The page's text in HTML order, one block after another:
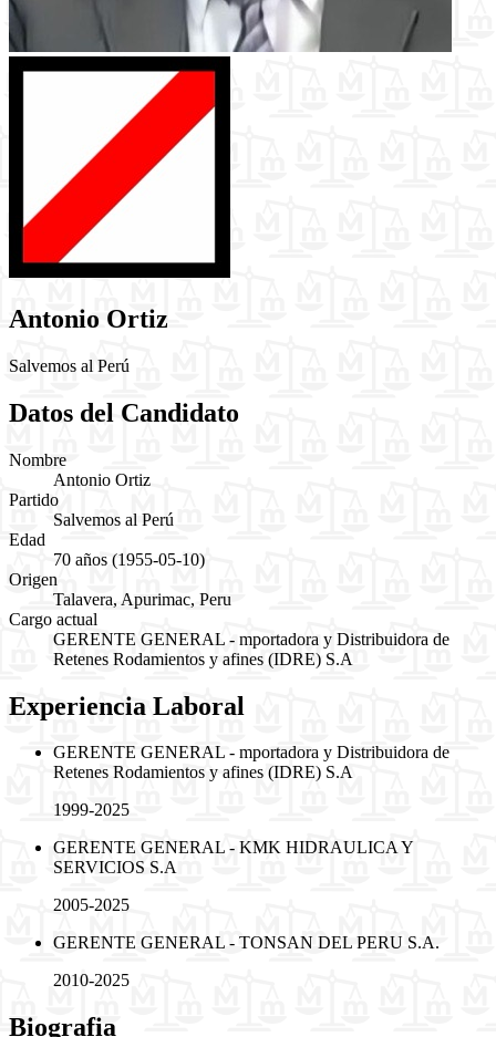
Antonio Ortiz
Salvemos al Perú
Datos del Candidato
Nombre
Antonio Ortiz
Partido
Salvemos al Perú
Edad
70 años (1955-05-10)
Origen
Talavera, Apurimac, Peru
Cargo actual
GERENTE GENERAL - mportadora y Distribuidora de
Retenes Rodamientos y afines (IDRE) S.A
Experiencia Laboral
GERENTE GENERAL - mportadora y Distribuidora de
Retenes Rodamientos y afines (IDRE) S.A
1999-2025
GERENTE GENERAL - KMK HIDRAULICA Y
SERVICIOS S.A
2005-2025
GERENTE GENERAL - TONSAN DEL PERU S.A.
2010-2025
Biografia